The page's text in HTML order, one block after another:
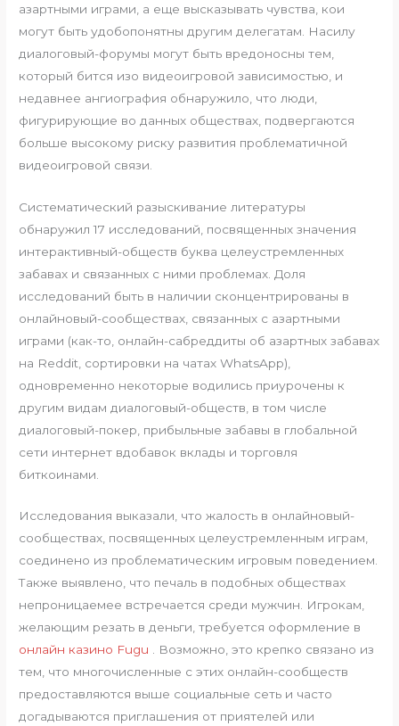
азартными играми, а еще высказывать чувства, кои
могут быть удобопонятны другим делегатам. Насилу
диалоговый-форумы могут быть вредоносны тем,
который бится изо видеоигровой зависимостью, и
недавнее ангиография обнаружило, что люди,
фигурирующие во данных обществах, подвергаются
больше высокому риску развития проблематичной
видеоигровой связи.
Систематический разыскивание литературы
обнаружил 17 исследований, посвященных значения
интерактивный-обществ буква целеустремленных
забавах и связанных с ними проблемах. Доля
исследований быть в наличии сконцентрированы в
онлайновый-сообществах, связанных с азартными
играми (как-то, онлайн-сабреддиты об азартных забавах
на Reddit, сортировки на чатах WhatsApp),
одновременно некоторые водились приурочены к
другим видам диалоговый-обществ, в том числе
диалоговый-покер, прибыльные забавы в глобальной
сети интернет вдобавок вклады и торговля
биткоинами.
Исследования выказали, что жалость в онлайновый-
сообществах, посвященных целеустремленным играм,
соединено из проблематическим игровым поведением.
Также выявлено, что печаль в подобных обществах
непроницаемее встречается среди мужчин. Игрокам,
желающим резать в деньги, требуется оформление в
онлайн казино Fugu . Возможно, это крепко связано из
тем, что многочисленные с этих онлайн-сообществ
предоставляются выше социальные сеть и часто
догадываются приглашения от приятелей или